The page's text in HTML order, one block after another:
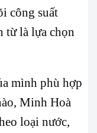
công suất
từ là lựa chọn
mình phù hợp
Minh Hoà
loại nước,